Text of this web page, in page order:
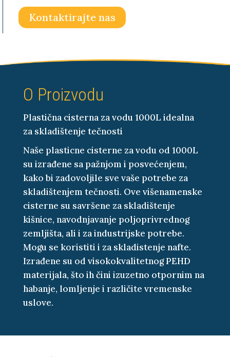
Kontaktirajte nas
O Proizvodu
Plastična cisterna za vodu 1000L idealna
za skladištenje tečnosti
Naše plasticne cisterne za vodu od 1000L
su izrađene sa pažnjom i posvećenjem,
kako bi zadovoljile sve vaše potrebe za
skladištenjem tečnosti. Ove višenamenske
cisterne su savršene za skladištenje
kišnice, navodnjavanje poljoprivrednog
zemljišta, ali i za industrijske potrebe.
Mogu se koristiti i za skladistenje nafte.
Izrađene su od visokokvalitetnog PEHD
materijala, što ih čini izuzetno otpornim na
habanje, lomljenje i različite vremenske
uslove.